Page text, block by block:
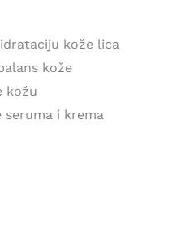
kože lica
kože
kožu
seruma i krema